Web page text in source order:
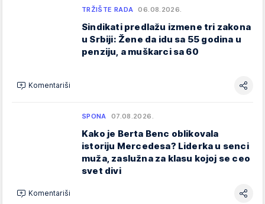
TRŽIŠTE RADA 06.08.2026.
Sindikati predlažu izmene tri zakona
u Srbiji: Žene da idu sa 55 godina u
penziju, a muškarci sa 60
Komentariši
SPONA 07.08.2026.
Kako je Berta Benc oblikovala
istoriju Mercedesa? Liderka u senci
muža, zaslužna za klasu kojoj se ceo
svet divi
Komentariši